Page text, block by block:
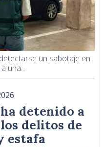
un sabotaje en
una...
detenido a
delitos de
estafa